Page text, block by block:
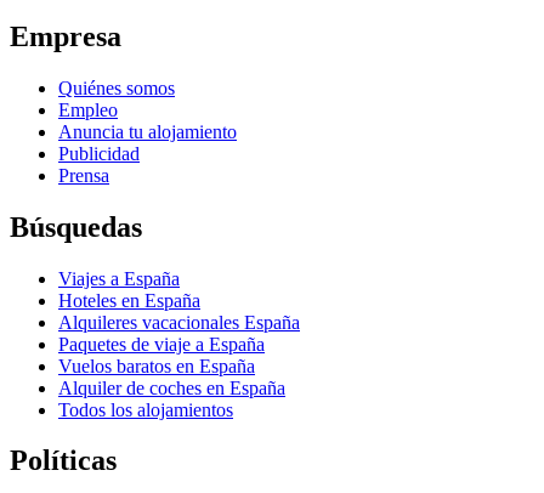
Empresa
Quiénes somos
Empleo
Anuncia tu alojamiento
Publicidad
Prensa
Búsquedas
Viajes a España
Hoteles en España
Alquileres vacacionales España
Paquetes de viaje a España
Vuelos baratos en España
Alquiler de coches en España
Todos los alojamientos
Políticas